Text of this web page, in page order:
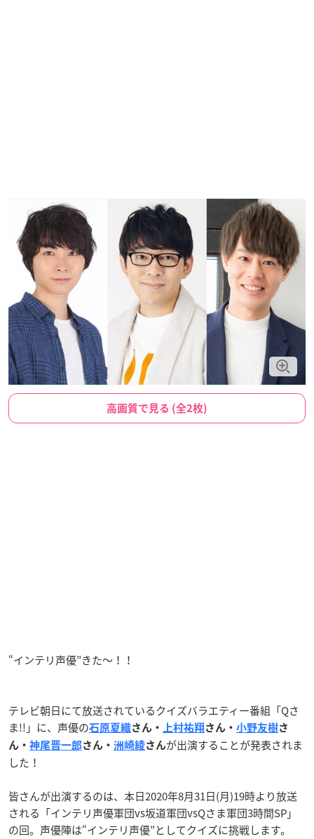
高画質で見る (全2枚)
“インテリ声優”きた〜！！
テレビ朝日にて放送されているクイズバラエティー番組「Qさ
ま!!」に、声優の石原夏織さん・ 上村祐翔 さん・ 小野友樹さ
ん・ 神尾晋一郎さん・ 洲崎綾さんが出演することが発表されま
した！
皆さんが出演するのは、本日2020年8月31日(月)19時より放送
される「インテリ声優軍団vs坂道軍団vsQさま軍団3時間SP」
の回。声優陣は“インテリ声優”としてクイズに挑戦します。